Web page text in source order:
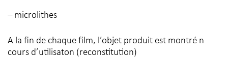
– microlithes
A la fin de chaque film, l’objet produit est montré n
cours d’utilisaton (reconstitution)